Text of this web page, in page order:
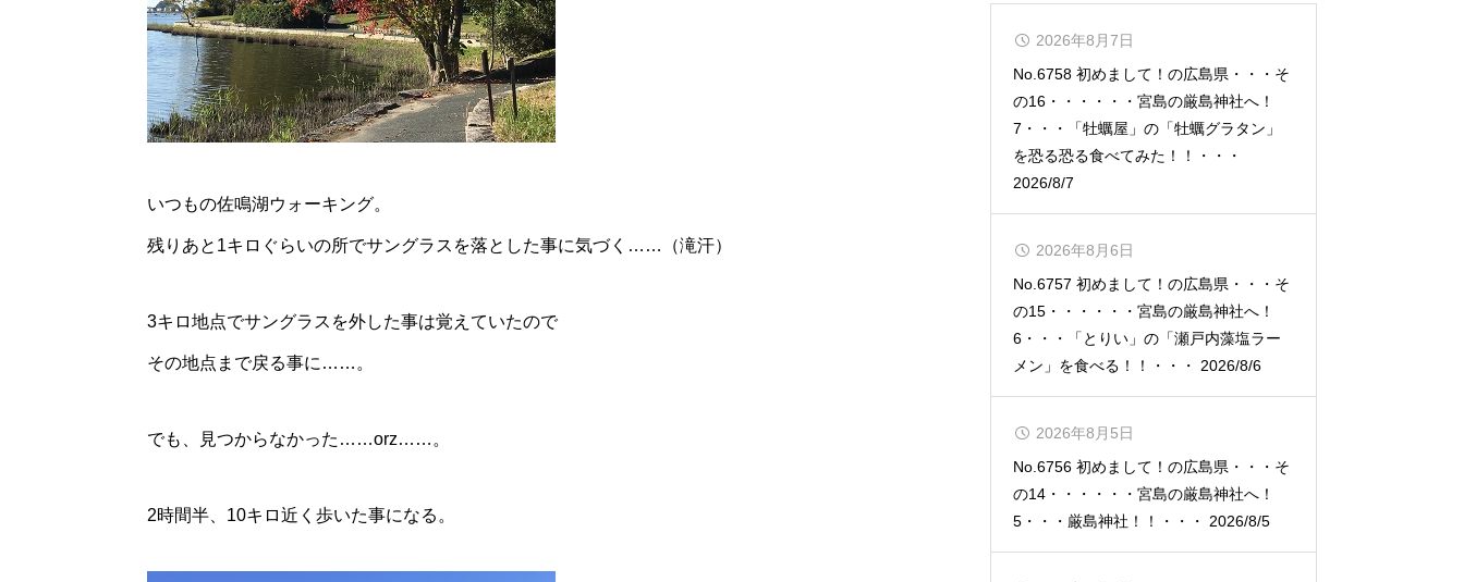
いつもの佐鳴湖ウォーキング。
残りあと1キロぐらいの所でサングラスを落とした事に気づく……（滝汗）
3キロ地点でサングラスを外した事は覚えていたので
その地点まで戻る事に……。
でも、見つからなかった……orz……。
2時間半、10キロ近く歩いた事になる。
No.6758 初めまして！の広島県・・・そ
の16・・・・・・宮島の厳島神社へ！
7・・・「牡蠣屋」の「牡蠣グラタン」
を恐る恐る食べてみた！！・・・
2026/8/7
2026年8月7日
No.6757 初めまして！の広島県・・・そ
の15・・・・・・宮島の厳島神社へ！
6・・・「とりい」の「瀬戸内藻塩ラー
メン」を食べる！！・・・ 2026/8/6
2026年8月6日
No.6756 初めまして！の広島県・・・そ
の14・・・・・・宮島の厳島神社へ！
5・・・厳島神社！！・・・ 2026/8/5
2026年8月5日